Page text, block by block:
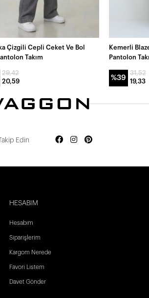
Çizgili Cepli Ceket Ve Bol
Takım
29,42
20,59
Kemerli
Pantolon
%39
31,52
19,33
Edin
HESABIM
Hesabım
Siparişlerim
Kargom Nerede
Favori Listem
Davet Gönder